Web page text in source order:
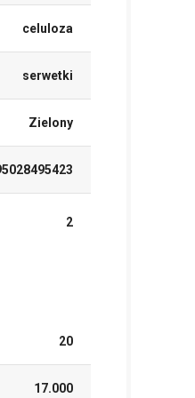
celuloza
serwetki
Zielony
2
20
17.000